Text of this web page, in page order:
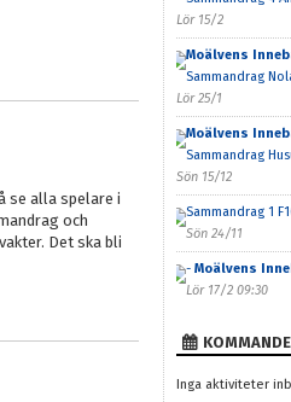
se alla spelare i
och
Det ska bli
Lör 15/2
Moälvens
Sammandrag
Lör 25/1
Moälvens
Sammandrag
Sön 15/12
Sammandrag 1
Sön 24/11
- Moälvens
Lör 17/2 09:30
Inga aktiviteter